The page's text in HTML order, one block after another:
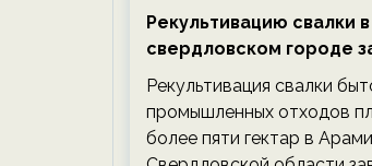
Рекультивацию свалки в
свердловском городе
год раньше
новости экологии на
Рекультивация свалки
промышленных отходов
более пяти гектар в